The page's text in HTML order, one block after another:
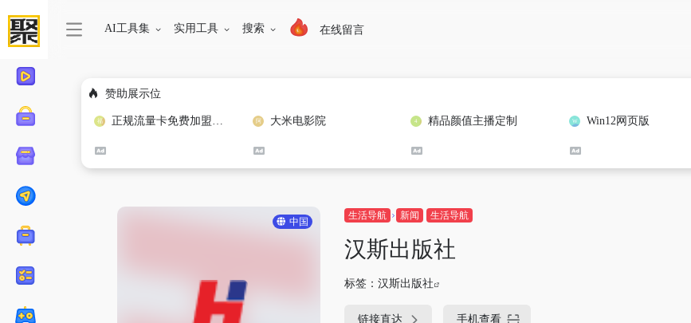
AI工具集 实用工具 搜索 在线留言
赞助展示位
正规流量卡免费加盟合作 大米电影院 精品颜值主播定制 Win12网页版
中国
生活导航 新闻 生活导航
汉斯出版社
标签： 汉斯出版社
链接直达 手机查看